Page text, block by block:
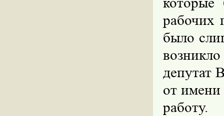
рабочих
было
депутат
от имени
работу.